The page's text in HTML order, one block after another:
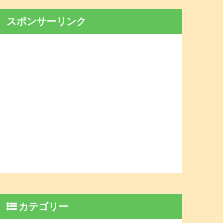
スポンサーリンク
カテゴリー